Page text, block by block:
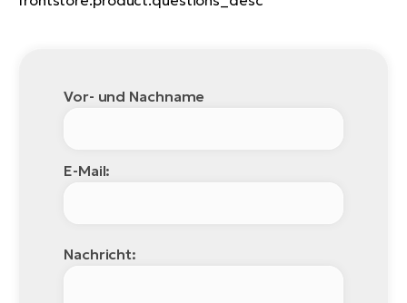
Vor- und Nachname
E-Mail:
Nachricht: